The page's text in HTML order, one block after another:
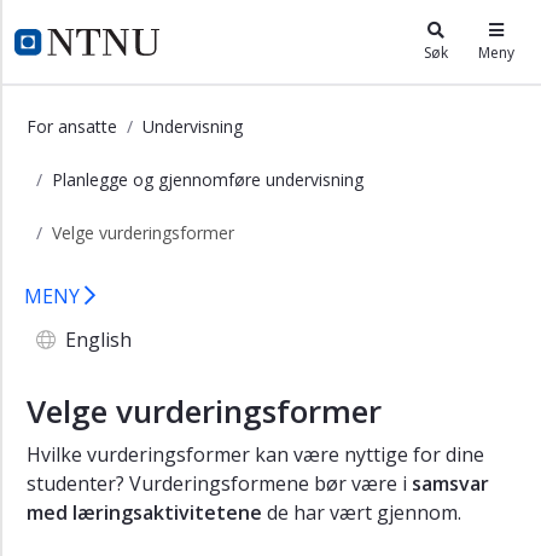
i.ntnu.no Søk Meny
For ansatte Undervisning
Planlegge og gjennomføre undervisning
Velge vurderingsformer
Velge vurderingsform - Planlegge
×
Velge
læringsaktiviteter
vurderingsformer
læringsressurser
Bruke
læringsarealer
Bruke
MENY
English
Velge vurderingsformer
Hvilke vurderingsformer kan være nyttige for dine
studenter? Vurderingsformene bør være i samsvar
med læringsaktivitetene de har vært gjennom.